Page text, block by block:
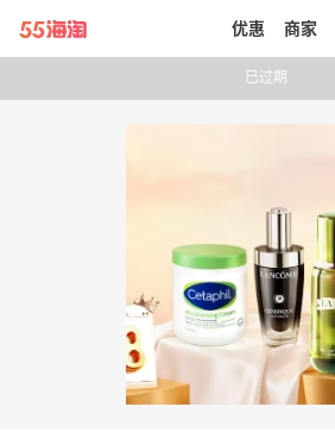
带你去官网买正品
优惠 商家
已过期